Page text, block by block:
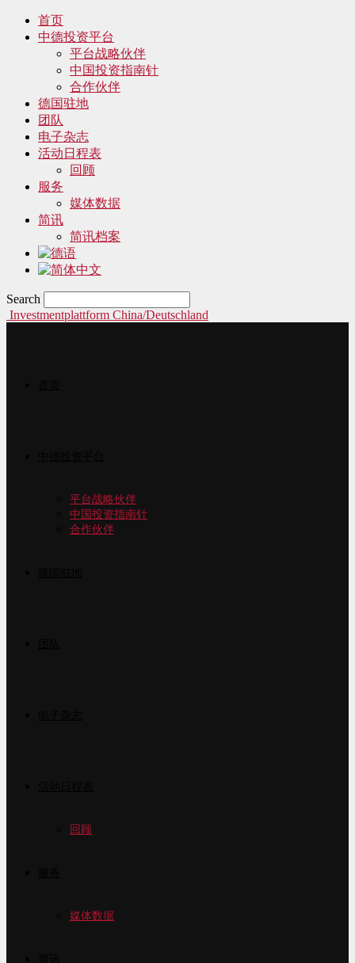
首页
中德投资平台
平台战略伙伴
中国投资指南针
合作伙伴
德国驻地
团队
电子杂志
活动日程表
回顾
服务
媒体数据
简讯
简讯档案
Search
Investmentplattform China/Deutschland
平台战略伙伴
中国投资指南针
合作伙伴
回顾
媒体数据